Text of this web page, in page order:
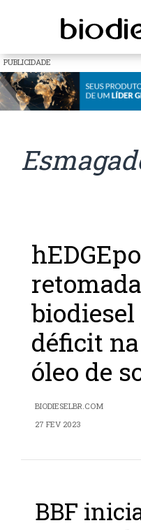
PUBLICIDADE
biodiesel
déficit
óleo de
BIODIESELBR.COM
27 FEV 2023
BBF